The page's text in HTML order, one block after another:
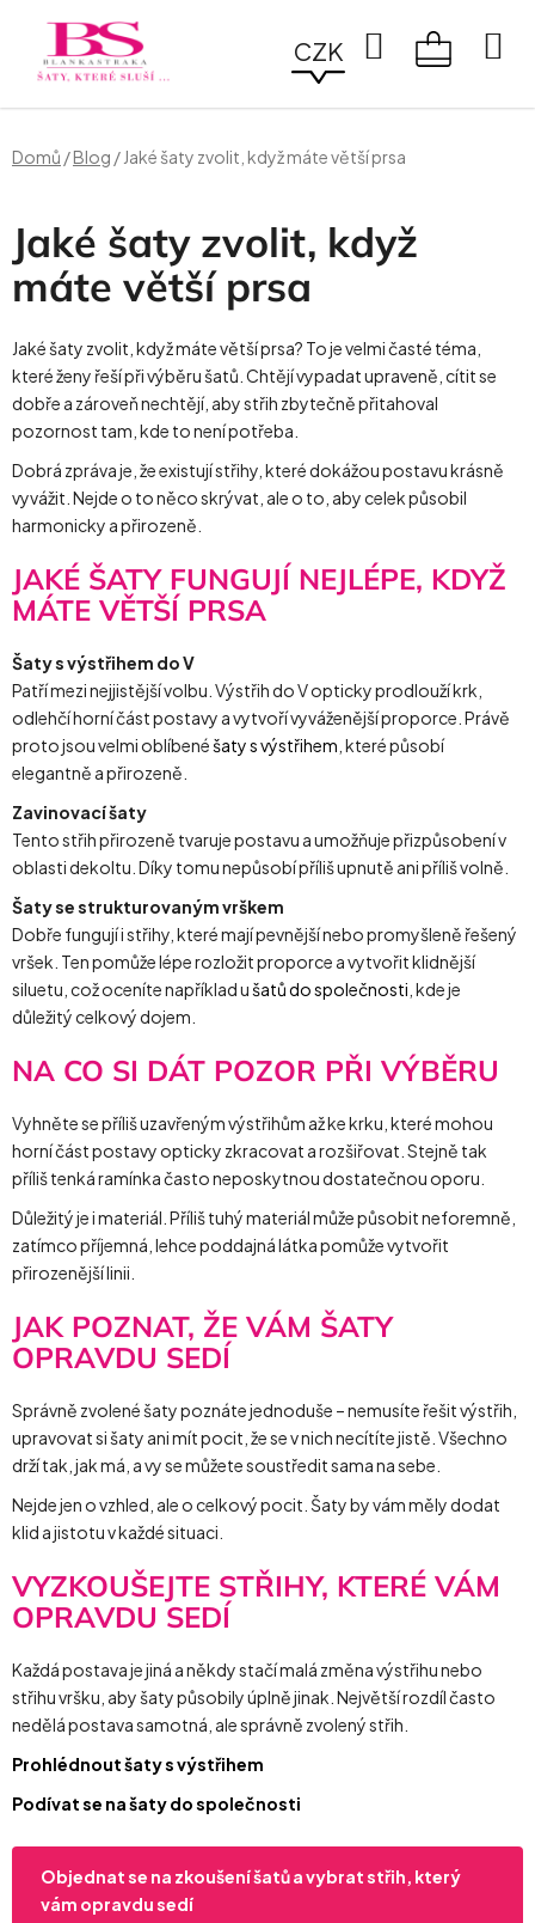
obsah
CZK
Hledat
Domů /Blog / Jaké šaty zvolit, když máte větší prsa
Jaké šaty zvolit, když
máte větší prsa
Jaké šaty zvolit, když máte větší prsa? To je velmi časté téma,
které ženy řeší při výběru šatů. Chtějí vypadat upraveně, cítit se
dobře a zároveň nechtějí, aby střih zbytečně přitahoval
pozornost tam, kde to není potřeba.
Dobrá zpráva je, že existují střihy, které dokážou postavu krásně
vyvážit. Nejde o to něco skrývat, ale o to, aby celek působil
harmonicky a přirozeně.
JAKÉ ŠATY FUNGUJÍ NEJLÉPE, KDYŽ
MÁTE VĚTŠÍ PRSA
Šaty s výstřihem do V
Patří mezi nejjistější volbu. Výstřih do V opticky prodlouží krk,
odlehčí horní část postavy a vytvoří vyváženější proporce. Právě
proto jsou velmi oblíbenéšaty s výstřihem , které působí
elegantně a přirozeně.
Zavinovací šaty
Tento střih přirozeně tvaruje postavu a umožňuje přizpůsobení v
oblasti dekoltu. Díky tomu nepůsobí příliš upnutě ani příliš volně.
Šaty se strukturovaným vrškem
Dobře fungují i střihy, které mají pevnější nebo promyšleně řešený
vršek. Ten pomůže lépe rozložit proporce a vytvořit klidnější
siluetu, což oceníte například ušatů do společnosti , kde je
důležitý celkový dojem.
NA CO SI DÁT POZOR PŘI VÝBĚRU
Vyhněte se příliš uzavřeným výstřihům až ke krku, které mohou
horní část postavy opticky zkracovat a rozšiřovat. Stejně tak
příliš tenká ramínka často neposkytnou dostatečnou oporu.
Důležitý je i materiál. Příliš tuhý materiál může působit neforemně,
zatímco příjemná, lehce poddajná látka pomůže vytvořit
přirozenější linii.
JAK POZNAT, ŽE VÁM ŠATY
OPRAVDU SEDÍ
Správně zvolené šaty poznáte jednoduše – nemusíte řešit výstřih,
upravovat si šaty ani mít pocit, že se v nich necítíte jistě. Všechno
drží tak, jak má, a vy se můžete soustředit sama na sebe.
Nejde jen o vzhled, ale o celkový pocit. Šaty by vám měly dodat
klid a jistotu v každé situaci.
VYZKOUŠEJTE STŘIHY, KTERÉ VÁM
OPRAVDU SEDÍ
Každá postava je jiná a někdy stačí malá změna výstřihu nebo
střihu vršku, aby šaty působily úplně jinak. Největší rozdíl často
nedělá postava samotná, ale správně zvolený střih.
Prohlédnout šaty s výstřihem
Podívat se na šaty do společnosti
Objednat se na zkoušení šatů a vybrat střih, který
vám opravdu sedí